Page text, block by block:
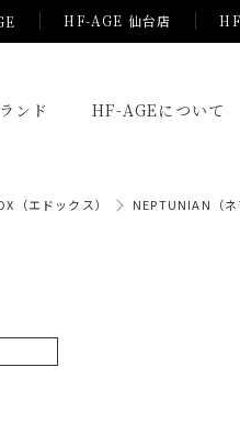
HF-AGE 仙台店
ンド HF-AGEについて
（エドックス） NEPTUNIAN（ネ